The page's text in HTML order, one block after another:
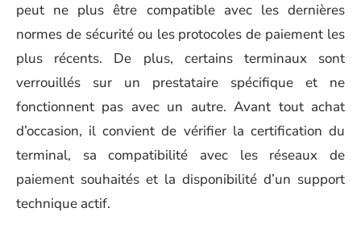
peut ne plus être compatible avec les dernières
normes de sécurité ou les protocoles de paiement les
plus récents. De plus, certains terminaux sont
verrouillés sur un prestataire spécifique et ne
fonctionnent pas avec un autre. Avant tout achat
d’occasion, il convient de vérifier la certification du
terminal, sa compatibilité avec les réseaux de
paiement souhaités et la disponibilité d’un support
technique actif.